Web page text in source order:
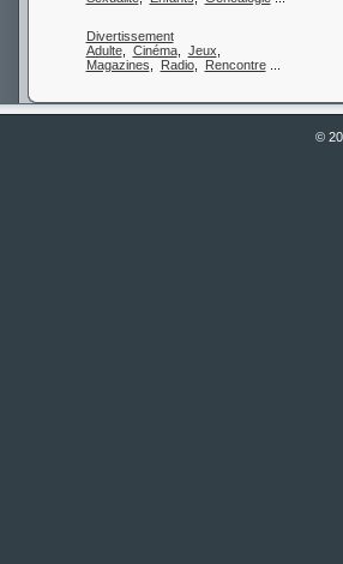
Divertissement
Adulte, Cinéma, Jeux
Magazines
Radio, Rencontre...
©